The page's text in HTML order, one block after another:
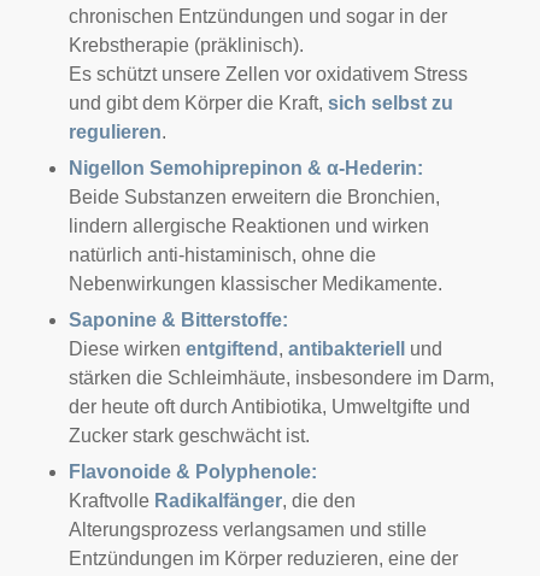
chronischen Entzündungen und sogar in der
Krebstherapie (präklinisch).
Es schützt unsere Zellen vor oxidativem Stress
und gibt dem Körper die Kraft, sich selbst zu
regulieren.
Nigellon Semohiprepinon & α-Hederin:
Beide Substanzen erweitern die Bronchien,
lindern allergische Reaktionen und wirken
natürlich anti-histaminisch, ohne die
Nebenwirkungen klassischer Medikamente.
Saponine & Bitterstoffe:
Diese wirken entgiftend , antibakteriell
und
stärken die Schleimhäute, insbesondere im Darm,
der heute oft durch Antibiotika, Umweltgifte und
Zucker stark geschwächt ist.
Flavonoide & Polyphenole:
Kraftvolle Radikalfänger, die den
Alterungsprozess verlangsamen und stille
Entzündungen im Körper reduzieren, eine der